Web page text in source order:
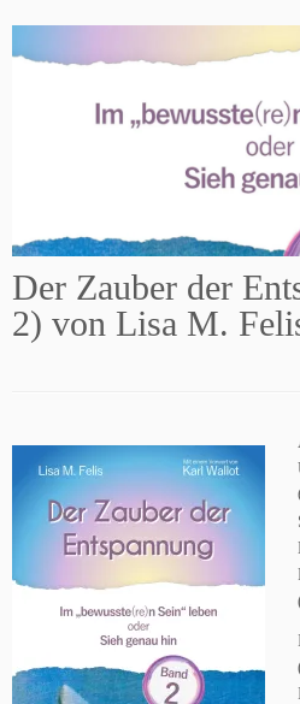
Der Zauber der
2) von Lisa M.